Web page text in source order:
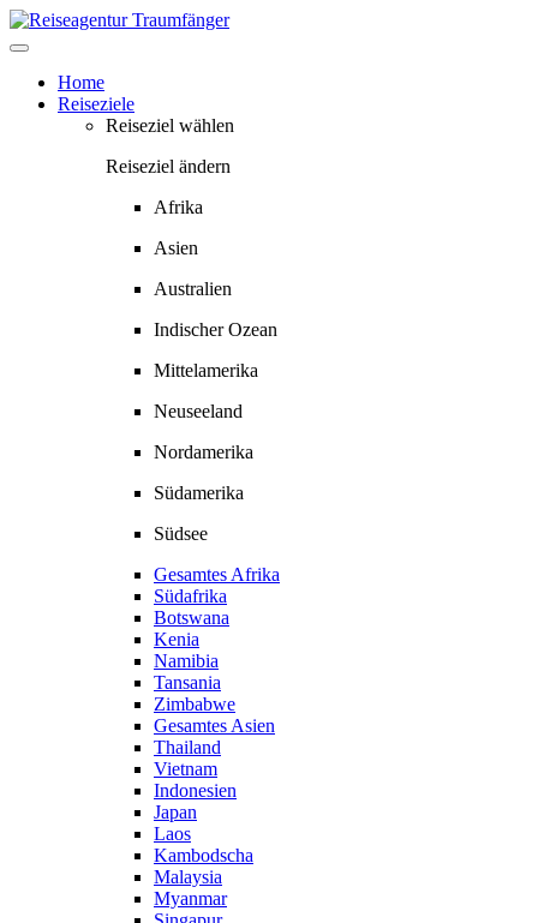
Springe
zum
Home
Reiseziele
Reiseziel wählen
Reiseziel ändern
Afrika
Asien
Australien
Indischer Ozean
Mittelamerika
Neuseeland
Nordamerika
Südamerika
Südsee
Gesamtes Afrika
Südafrika
Botswana
Kenia
Namibia
Tansania
Zimbabwe
Gesamtes Asien
Thailand
Vietnam
Indonesien
Japan
Laos
Kambodscha
Malaysia
Myanmar